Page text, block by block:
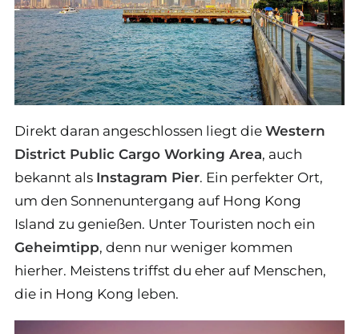
Direkt daran angeschlossen liegt die Western
District Public Cargo Working Area, auch
bekannt als Instagram Pier. Ein perfekter Ort,
um den Sonnenuntergang auf Hong Kong
Island zu genießen. Unter Touristen noch ein
Geheimtipp, denn nur weniger kommen
hierher. Meistens triffst du eher auf Menschen,
die in Hong Kong leben.